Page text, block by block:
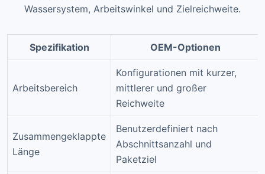
Wassersystem, Arbeitswinkel und Zielreichweite.
Spezifikation OEM-Optionen
Arbeitsbereich
Konfigurationen mit kurzer,
mittlerer und großer
Reichweite
Zusammengeklappte
Länge
Benutzerdefiniert nach
Abschnittsanzahl und
Paketziel